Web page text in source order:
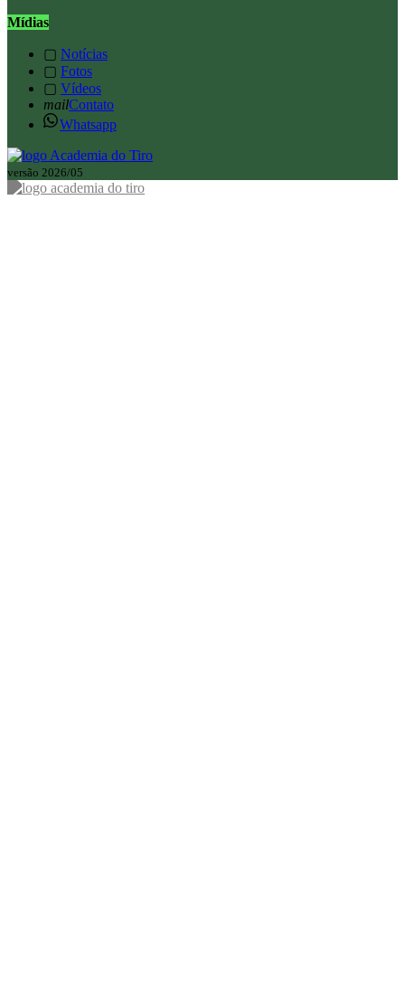
Mídias
▢ Notícias
▢ Fotos
▢ Vídeos
mailContato
Whatsapp
versão 2026/05